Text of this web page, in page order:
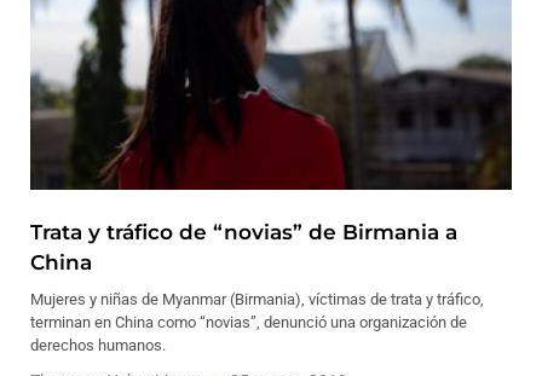
Trata y tráfico de “novias” de Birmania a
China
Mujeres y niñas de Myanmar (Birmania), víctimas de trata y tráfico,
terminan en China como “novias”, denunció una organización de
derechos humanos.